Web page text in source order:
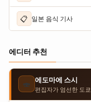
📋 일본 음식 기사
에디터 추천
🍣 에도마에 스시
편집자가 엄선한 도